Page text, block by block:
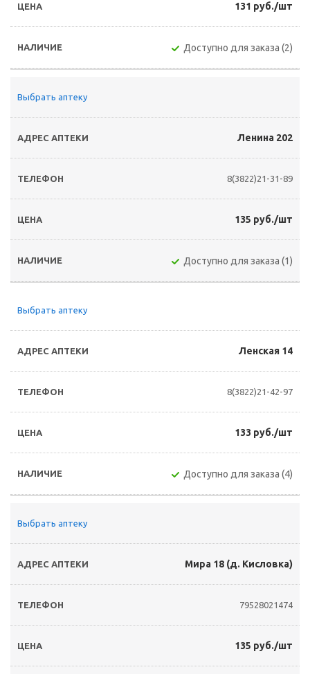
131 руб./шт
Доступно для заказа (2)
Выбрать аптеку
Ленина 202
8(3822)21-31-89
135 руб./шт
Доступно для заказа (1)
Выбрать аптеку
Ленская 14
8(3822)21-42-97
133 руб./шт
Доступно для заказа (4)
Выбрать аптеку
Мира 18 (д. Кисловка)
79528021474
135 руб./шт